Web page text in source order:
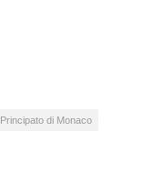
Principato di Monaco